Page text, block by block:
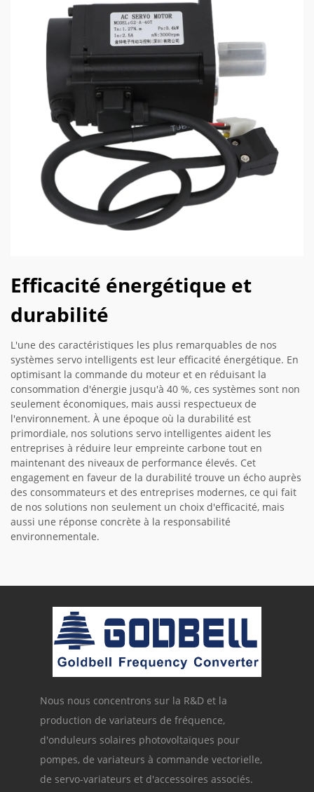
Efficacité énergétique et
durabilité
L'une des caractéristiques les plus remarquables de nos
systèmes servo intelligents est leur efficacité énergétique. En
optimisant la commande du moteur et en réduisant la
consommation d'énergie jusqu'à 40 %, ces systèmes sont non
seulement économiques, mais aussi respectueux de
l'environnement. À une époque où la durabilité est
primordiale, nos solutions servo intelligentes aident les
entreprises à réduire leur empreinte carbone tout en
maintenant des niveaux de performance élevés. Cet
engagement en faveur de la durabilité trouve un écho auprès
des consommateurs et des entreprises modernes, ce qui fait
de nos solutions non seulement un choix d'efficacité, mais
aussi une réponse concrète à la responsabilité
environnementale.
Nous nous concentrons sur la R&D et la
production de variateurs de fréquence,
d'onduleurs solaires photovoltaïques pour
pompes, de variateurs à commande vectorielle,
de servo-variateurs et d'accessoires associés.